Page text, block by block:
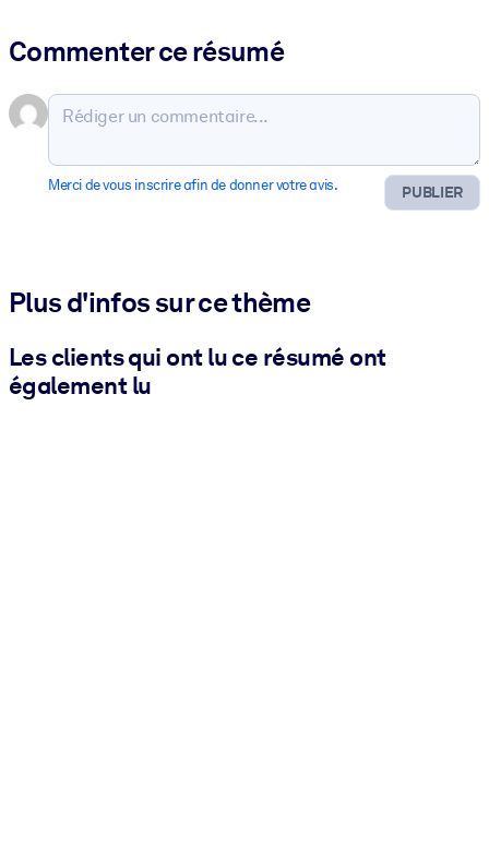
Commenter ce résumé
PUBLIER
Merci de vous inscrire afin de donner votre avis.
Plus d'infos sur ce thème
Les clients qui ont lu ce résumé ont
également lu